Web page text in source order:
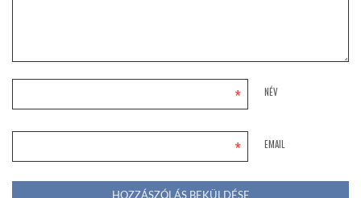
NÉV
*
EMAIL
*